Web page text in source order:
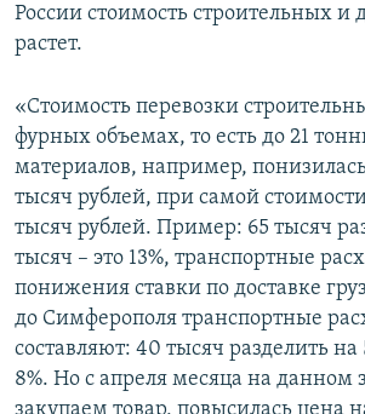
России стоимость строительных и
растет.
«Стоимость перевозки
фурных объемах, то есть до 21
материалов, например,
тысяч рублей, при самой
тысяч рублей. Пример: 65 тысяч
тысяч – это 13%, транспортные
понижения ставки по доставке
до Симферополя транспортные
составляют: 40 тысяч разделить на
8%. Но с апреля месяца на данном